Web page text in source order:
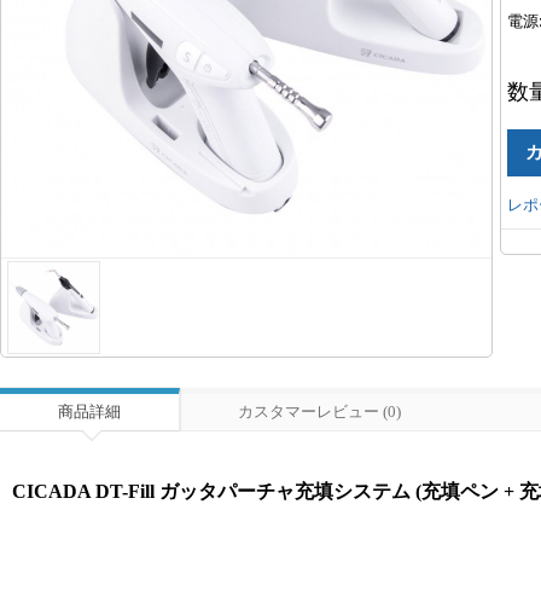
電源:
数
レ
商品詳細 カスタマーレビュー (0)
CICADA DT-Fill ガッタパーチャ充填システム (充填ペン +